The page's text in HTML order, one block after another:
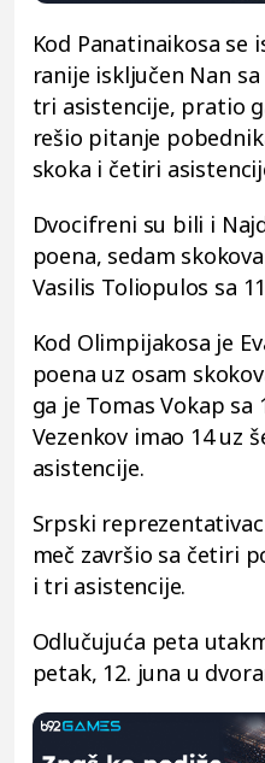
Kod Panatinaikosa se
ranije isključen Nan
tri asistencije, pratio
rešio pitanje
skoka i četiri
Dvocifreni su bili i
poena, sedam
Vasilis Toliopulos sa
Kod Olimpijakosa je
poena uz osam
ga je Tomas Vokap sa
Vezenkov imao 14 uz
asistencije.
Srpski
meč završio sa četiri
i tri asistencije.
Odlučujuća peta
petak, 12. juna u